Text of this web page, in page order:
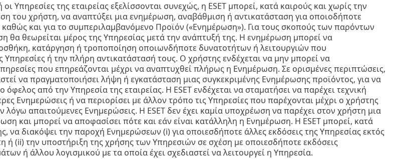
οι Υπηρεσίες της εταιρείας εξελίσσονται συνεχώς, η ESET μπορεί, κατά καιρούς και χωρίς την
του χρήστη, να αναπτύξει μια ενημέρωση, αναβάθμιση ή αντικατάσταση για οποιοδήποτε
καθώς και για το συμπεριλαμβανόμενο Προϊόν («Ενημέρωση»). Για τους σκοπούς των παρόντων
θα θεωρείται μέρος της Υπηρεσίας μετά την ανάπτυξή της. Η ενημέρωση μπορεί να
κατάργηση ή τροποποίηση οποιωνδήποτε δυνατοτήτων ή λειτουργιών που
Υπηρεσίες ή την πλήρη αντικατάστασή τους. Ο χρήστης ενδέχεται να μην μπορεί να
που επηρεάζονται μέχρι να αναπτυχθεί πλήρως η Ενημέρωση. Σε ορισμένες περιπτώσεις,
να πραγματοποιήσει λήψη ή εγκατάσταση μιας συγκεκριμένης Ενημέρωσης προϊόντος, για να
όφελος από την Υπηρεσία της εταιρείας. Η ESET ενδέχεται να σταματήσει να παρέχει τεχνική
Ενημερώσεις ή να περιορίσει με άλλον τρόπο τις Υπηρεσίες που παρέχονται μέχρι ο χρήστης
λόγω απαιτούμενες Ενημερώσεις. Η ESET δεν έχει καμία υποχρέωση να παρέχει στον χρήστη μια
και μπορεί να αποφασίσει πότε και εάν είναι κατάλληλη η Ενημέρωση. Η ESET μπορεί, κατά
να διακόψει την παροχή Ενημερώσεων (i) για οποιεσδήποτε άλλες εκδόσεις της Υπηρεσίας εκτός
ή (ii) την υποστήριξη της χρήσης των Υπηρεσιών σε σχέση με οποιεσδήποτε εκδόσεις
ή άλλου λογισμικού με τα οποία έχει σχεδιαστεί να λειτουργεί η Υπηρεσία.